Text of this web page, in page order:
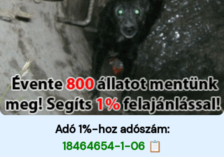
Adó 1%-hoz adószám:
18464654-1-06 📋